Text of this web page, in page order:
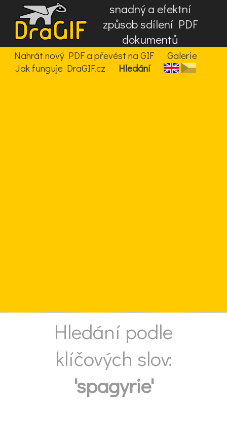
snadný a efektní
způsob sdílení PDF
dokumentů
Nahrát nový PDF a převést na GIF
Galerie
Jak funguje DraGIF.cz
Hledání
Hledání podle
klíčových slov:
'spagyrie'